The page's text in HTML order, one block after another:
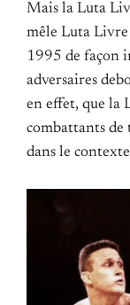
Mais la Luta
mêle Luta
1995 de façon
adversaires
en effet, que la
combattants de
dans le